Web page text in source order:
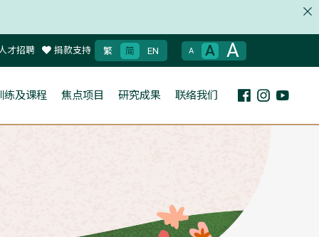
才招聘 捐款支持 繁 简 EN A A A
练及课程 焦点项目 研究成果 联络我们